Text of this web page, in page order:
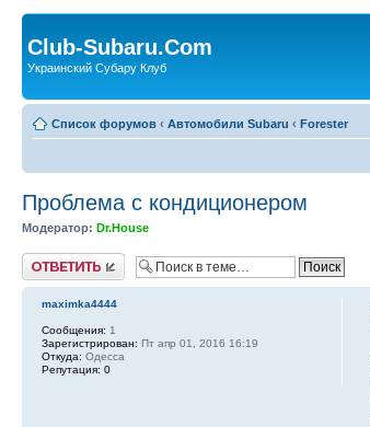
Club-Subaru.Com
Украинский Субару Клуб
Список форумов ‹ Автомобили Subaru ‹ Forester
Проблема с кондиционером
Модератор: Dr.House
Ответить
maximka4444
Сообщения: 1
Зарегистрирован: Пт апр 01, 2016 16:19
Откуда: Одесса
Репутация: 0